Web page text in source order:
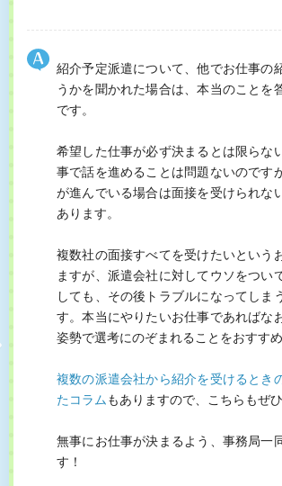
紹介予定派遣について、他でお仕事の
うかを聞かれた場合は、本当のことを
です。
希望した仕事が必ず決まるとは限らな
事で話を進めることは問題ないのです
が進んでいる場合は面接を受けられな
あります。
複数社の面接すべてを受けたいという
ますが、派遣会社に対してウソをつい
しても、その後トラブルになってしま
す。本当にやりたいお仕事であればな
姿勢で選考にのぞまれることをおすすめ
複数の派遣会社から紹介を受けるとき
たコラム もありますので、こちらもぜ
無事にお仕事が決まるよう、事務局一
す！